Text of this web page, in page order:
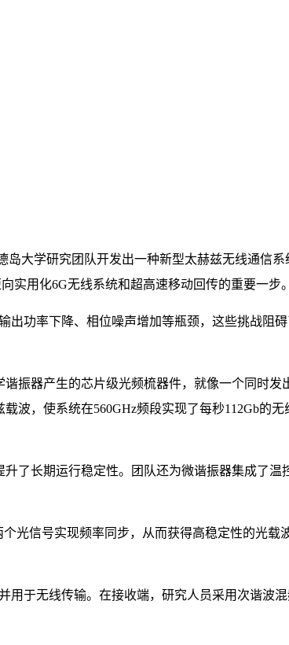
岛大学研究团队开发出一种新型太赫兹无线通信
实用化6G无线系统和超高速移动回传的重要一步。
功率下降、相位噪声增加等瓶颈，这些挑战阻
器产生的芯片级光频梳器件，就像一个同时发
波，使系统在560GHz频段实现了每秒112Gb的
长期运行稳定性。团队还为微谐振器集成了温
信号实现频率同步，从而获得高稳定性的光载
于无线传输。在接收端，研究人员采用次谐波